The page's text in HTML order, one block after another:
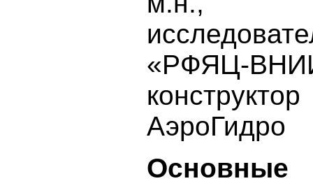
«РФЯЦ-
АэроГидро
Основные